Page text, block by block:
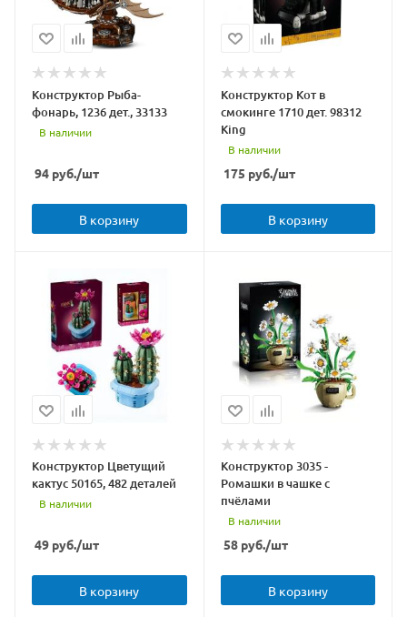
Конструктор Рыба-
фонарь, 1236 дет., 33133
В наличии
94 руб./шт
В корзину
Конструктор Кот в
смокинге 1710 дет. 98312
King
В наличии
175 руб./шт
В корзину
Конструктор Цветущий
кактус 50165, 482 деталей
В наличии
49 руб./шт
В корзину
Конструктор 3035 -
Ромашки в чашке с
пчёлами
В наличии
58руб./шт
В корзину